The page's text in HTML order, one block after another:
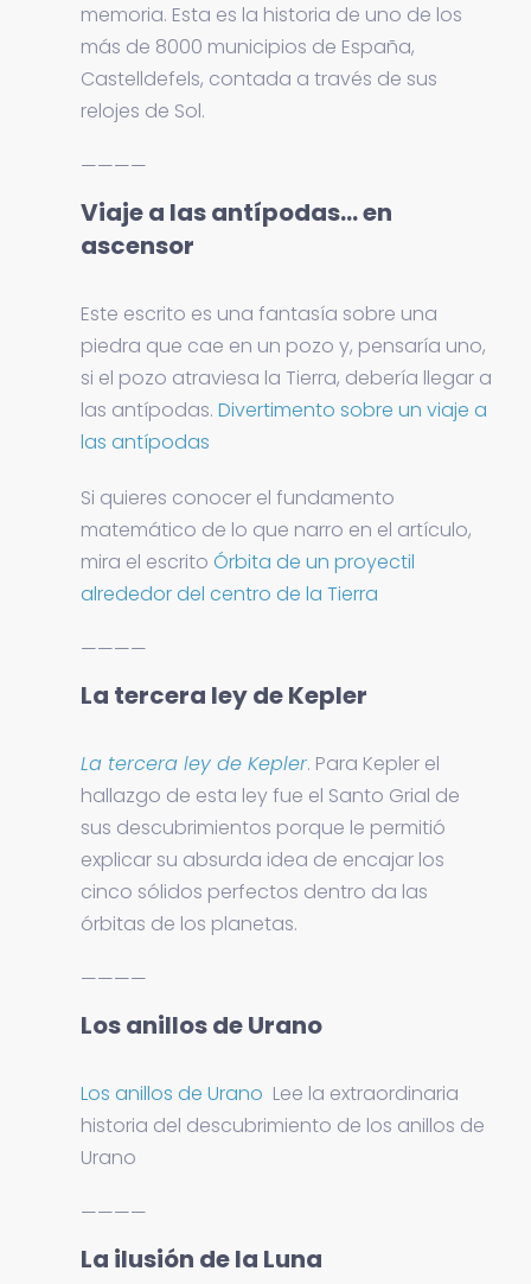
memoria. Esta es la historia de uno de los
más de 8000 municipios de España,
Castelldefels, contada a través de sus
relojes de Sol.
————
Viaje a las antípodas… en
ascensor
Este escrito es una fantasía sobre una
piedra que cae en un pozo y, pensaría uno,
si el pozo atraviesa la Tierra, debería llegar a
las antípodas.Divertimento sobre un viaje a
las antípodas
Si quieres conocer el fundamento
matemático de lo que narro en el artículo,
mira el escrito Órbita de un proyectil
alrededor del centro de la Tierra
————
La tercera ley de Kepler
La tercera ley de Kepler. Para Kepler el
hallazgo de esta ley fue el Santo Grial de
sus descubrimientos porque le permitió
explicar su absurda idea de encajar los
cinco sólidos perfectos dentro da las
órbitas de los planetas.
————
Los anillos de Urano
Los anillos de Urano Lee la extraordinaria
historia del descubrimiento de los anillos de
Urano
————
La ilusión de la Luna